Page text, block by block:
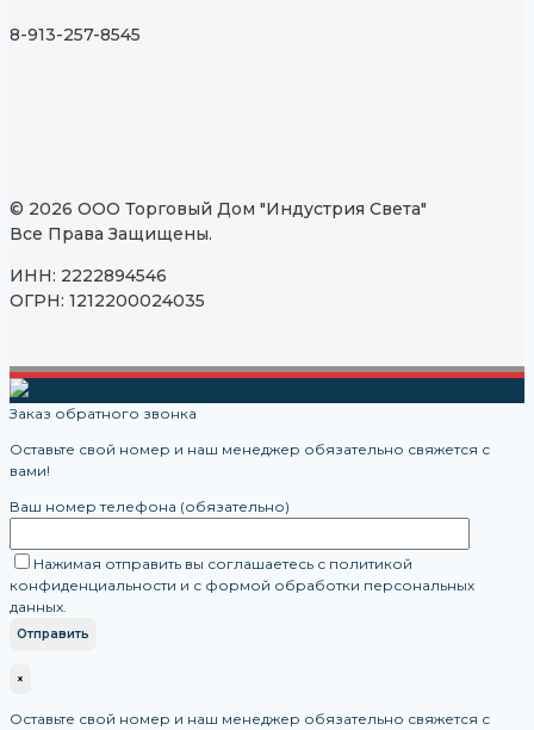
8-913-257-8545
© 2026 ООО Торговый Дом "Индустрия Света"
Все Права Защищены.
ИНН: 2222894546
ОГРН: 1212200024035
Заказ обратного звонка
Оставьте свой номер и наш менеджер обязательно свяжется с
вами!
Ваш номер телефона (обязательно)
Нажимая отправить вы соглашаетесь с политикой
конфиденциальности и с формой обработки персональных
данных.
×
Оставьте свой номер и наш менеджер обязательно свяжется с